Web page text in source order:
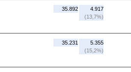
35.892
4.917
(13,7%)
35.231
5.355
(15,2%)